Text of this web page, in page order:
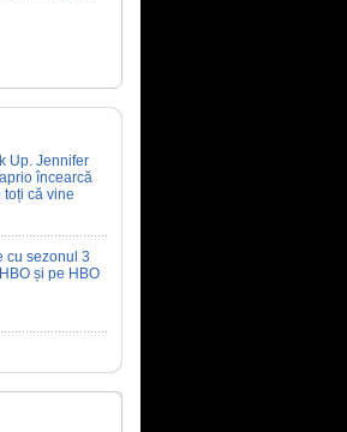
Up. Jennifer
încearcă
că vine
cu sezonul 3
și pe HBO